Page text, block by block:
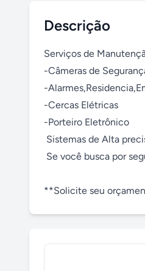
Descrição
Serviços de
-Câmeras de
-
-Cercas Elétricas
-Porteiro Eletrônico
**Solicite seu